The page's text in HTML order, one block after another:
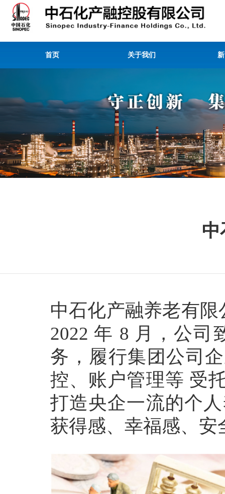
首页 关于我们
中
中石化产融养老有
2022 年 8 月，公
务，履行集团公司
控、账户管理等 受
打造央企一流的个
获得感、幸福感、安